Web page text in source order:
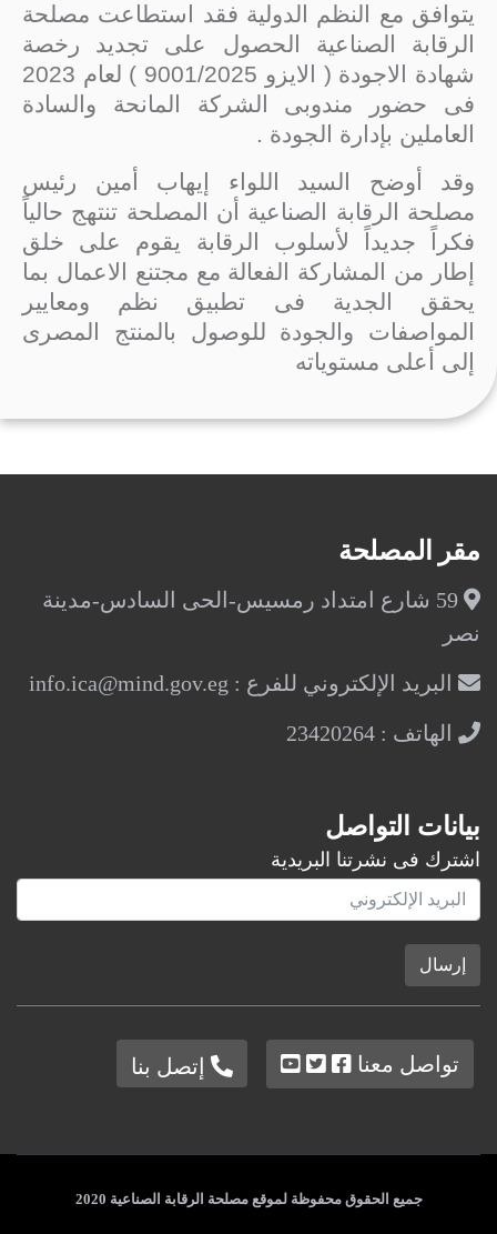
يتوافق مع النظم الدولية فقد استطاعت مصلحة
الرقابة الصناعية الحصول على تجديد رخصة
شهادة الاجودة ( الايزو 9001/2025 ) لعام 2023
فى حضور مندوبى الشركة المانحة والسادة
العاملين بإدارة الجودة .
وقد أوضح السيد اللواء إيهاب أمين رئيس
مصلحة الرقابة الصناعية أن المصلحة تنتهج حالياً
فكراً جديداً لأسلوب الرقابة يقوم على خلق
إطار من المشاركة الفعالة مع مجتنع الاعمال بما
يحقق الجدية فى تطبيق نظم ومعايير
المواصفات والجودة للوصول بالمنتج المصرى
إلى أعلى مستوياته
مقر المصلحة
59 شارع امتداد رمسيس-الحى السادس-مدينة
نصر
البريد الإلكتروني للفرع : info.ica@mind.gov.eg
الهاتف : 23420264
بيانات التواصل
اشترك فى نشرتنا البريدية
إرسال
تواصل معنا إتصل بنا
جميع الحقوق محفوظة لموقع مصلحة الرقابة الصناعية 2020